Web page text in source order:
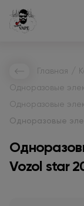
Главная
Одноразовые
Одноразовые
Одноразовые
Vozol star